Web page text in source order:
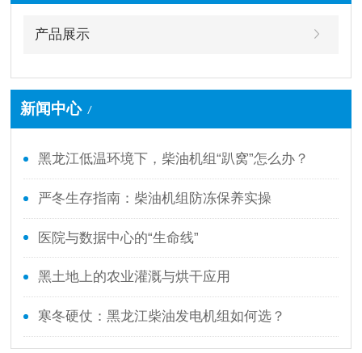
产品展示
新闻中心 /
黑龙江低温环境下，柴油机组“趴窝”怎么办？
严冬生存指南：柴油机组防冻保养实操
医院与数据中心的“生命线”
黑土地上的农业灌溉与烘干应用
寒冬硬仗：黑龙江柴油发电机组如何选？